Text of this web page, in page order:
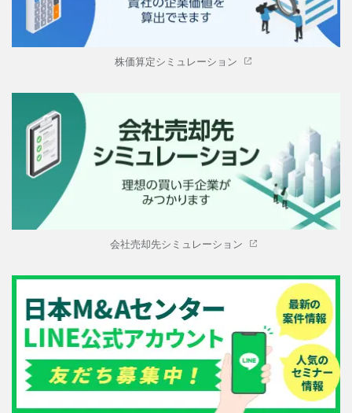
株価算定シミュレーション
会社売却先シミュレーション